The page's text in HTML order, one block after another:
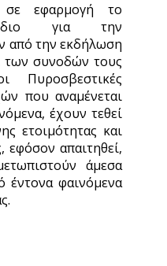
σε εφαρμογή το
για την
από την εκδήλωση
των συνοδών τους
Πυροσβεστικές
που αναμένεται
έχουν τεθεί
ετοιμότητας και
εφόσον απαιτηθεί,
άμεσα
φαινόμενα